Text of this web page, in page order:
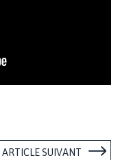
ARTICLE SUIVANT